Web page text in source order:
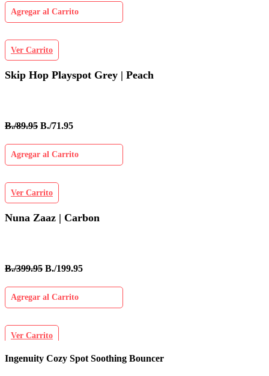
Agregar al Carrito
Ver Carrito
Skip Hop Playspot Grey | Peach
B./89.95 B./71.95
Agregar al Carrito
Ver Carrito
Nuna Zaaz | Carbon
B./399.95 B./199.95
Agregar al Carrito
Ver Carrito
Ingenuity Cozy Spot Soothing Bouncer